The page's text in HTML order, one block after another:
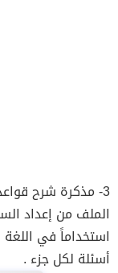
3- مذكرة شرح قواعد
الملف من إعداد
استخداماً في
أسئلة لكل جزء .